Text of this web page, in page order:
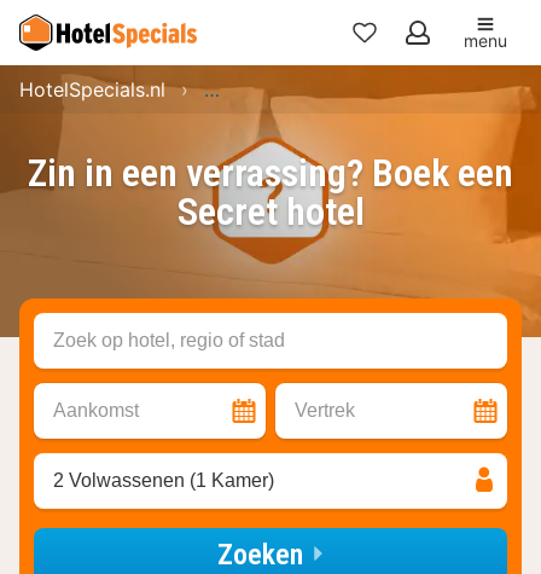
Mijn
favorieten
menu
Zin in een verrassing? Boek een
Secret hotel
HotelSpecials.nl Zin in een verrassing? Boek een
Zoek op hotel, regio of stad
Aankomst Vertrek
2 Volwassenen (1 Kamer)
Zoeken